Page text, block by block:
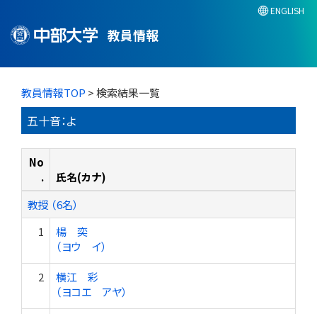
教員情報
ENGLISH
教員情報TOP > 検索結果一覧
五十音：よ
No
.
氏名(カナ)
教授 （6名）
1
楊 奕
（ヨウ イ）
2
横江 彩
（ヨコエ アヤ）